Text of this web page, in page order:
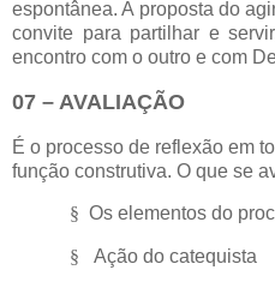
espontânea. A proposta do
convite para partilhar e
encontro com o outro e com
07 – AVALIAÇÃO
É o processo de reflexão em
função construtiva. O que se
§ Os elementos do
§ Ação do catequista